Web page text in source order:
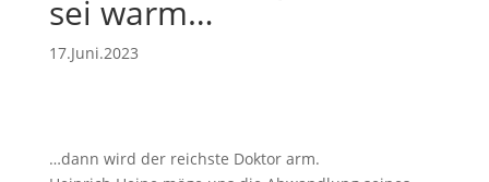
sei warm…
17.Juni.2023
…dann wird der reichste Doktor arm.